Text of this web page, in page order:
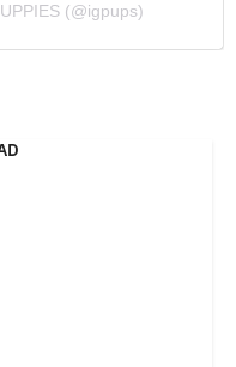
(@igpups)